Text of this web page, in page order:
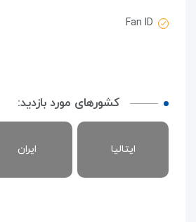
Fan ID
کشورهای مورد بازدید:
ایتالیا ایران